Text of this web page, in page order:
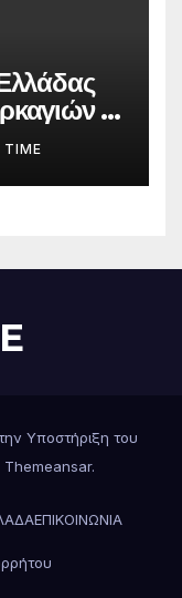
–
TIME
Υποστήριξη του
Themeansar.
ΕΠΙΚΟΙΝΩΝΙΑ